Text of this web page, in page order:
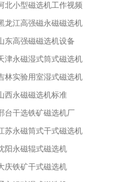
北小型磁选机工作视频
龙江高强磁永磁磁选机
东高强磁磁选机设备
津永磁湿式筒式磁选机
林实验用室湿式磁选机
西永磁磁选机标准
台干选铁矿磁选机厂
苏永磁筒式干式磁选机
阳永磁辊式磁选机
庆铁矿干式磁选机